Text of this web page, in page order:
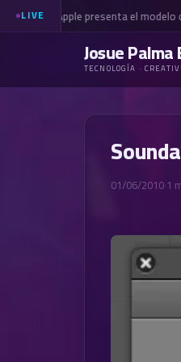
LIVE Apple presenta el modelo
Josue Palma
TECNOLOGÍA ·
01/06/2010·1